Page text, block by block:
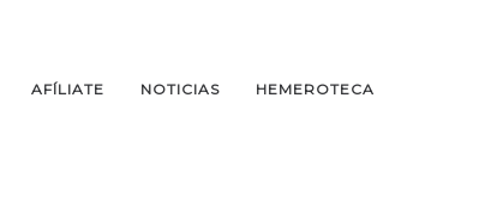
AFÍLIATE NOTICIAS HEMEROTECA